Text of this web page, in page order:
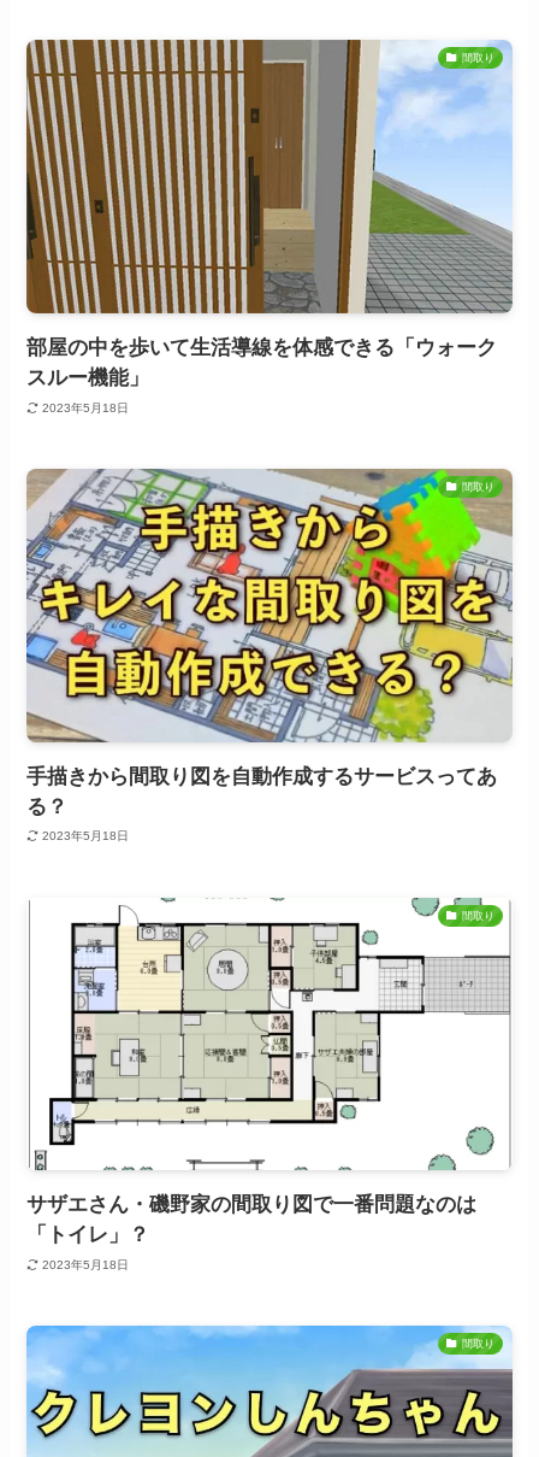
間取り
部屋の中を歩いて生活導線を体感できる「ウォーク
スルー機能」
2023年5月18日
間取り
手描きから間取り図を自動作成するサービスってあ
る？
2023年5月18日
間取り
サザエさん・磯野家の間取り図で一番問題なのは
「トイレ」？
2023年5月18日
間取り